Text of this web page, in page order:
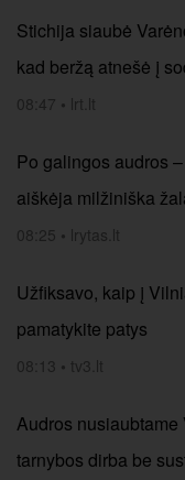
Stichija siaubė
kad beržą atnešė į
08:47 • lrt.lt
Po galingos audros
aiškėja milžiniška
08:25 • lrytas.lt
Užfiksavo, kaip į
pamatykite patys
08:13 • tv3.lt
Audros
tarnybos dirba be